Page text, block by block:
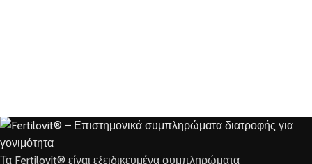
Τα Fertilovit® είναι εξειδικευμένα συμπληρώματα